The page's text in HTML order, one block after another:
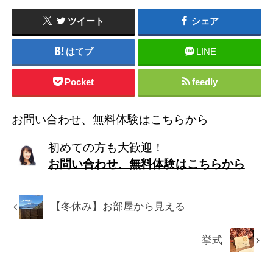
ツイート シェア
はてブ LINE
Pocket feedly
お問い合わせ、無料体験はこちらから
初めての方も大歓迎！
お問い合わせ、無料体験はこちらから
【冬休み】お部屋から見える
挙式